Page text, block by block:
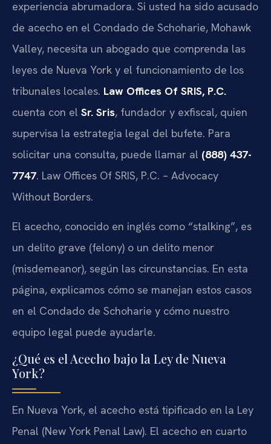
experiencia abrumadora. Si usted ha sido acusado
de acecho en el Condado de Schoharie, Mohawk
Valley, necesita un abogado que comprenda las
leyes de Nueva York y el funcionamiento de los
tribunales locales. Law Offices Of SRIS, P.C.
cuenta con el Sr. Sris, fundador y exfiscal, quien
supervisa la estrategia legal del bufete. Para
solicitar una consulta, puede llamar al (888) 437-
7747. Law Offices Of SRIS, P.C. – Advocacy
Without Borders.
El acecho, conocido en inglés como “stalking”, es
un delito grave (felony) o un delito menor
(misdemeanor), según las circunstancias. En esta
página, explicamos cómo se manejan estos casos
en el Condado de Schoharie y cómo nuestro
equipo legal puede ayudarle.
¿Qué es el Acecho bajo la Ley de Nueva
York?
En Nueva York, el acecho está tipificado en la Ley
Penal (New York Penal Law). El acecho en cuarto